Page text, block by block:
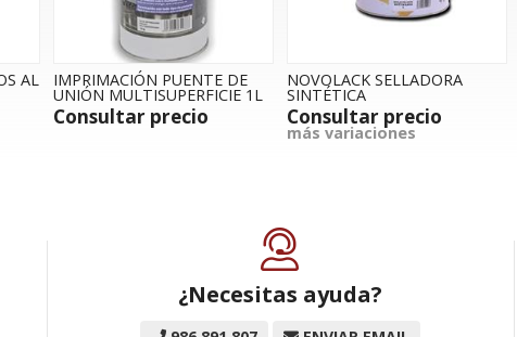
AL IMPRIMACIÓN PUENTE DE
UNIÓN MULTISUPERFICIE 1L
Consultar precio
NOVOLACK SELLADORA
SINTÉTICA
Consultar precio
más variaciones
¿Necesitas ayuda?